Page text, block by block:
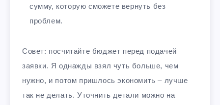
сумму, которую сможете вернуть без
проблем.
Совет: посчитайте бюджет перед подачей
заявки. Я однажды взял чуть больше, чем
нужно, и потом пришлось экономить – лучше
так не делать. Уточнить детали можно на